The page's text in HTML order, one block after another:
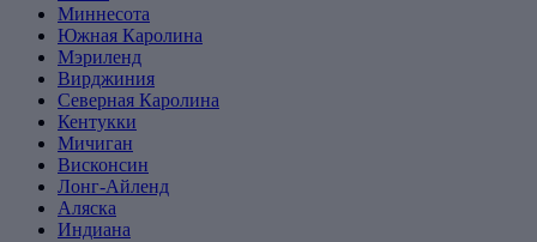
Миннесота
Южная Каролина
Мэриленд
Вирджиния
Северная Каролина
Кентукки
Мичиган
Висконсин
Лонг-Айленд
Аляска
Индиана